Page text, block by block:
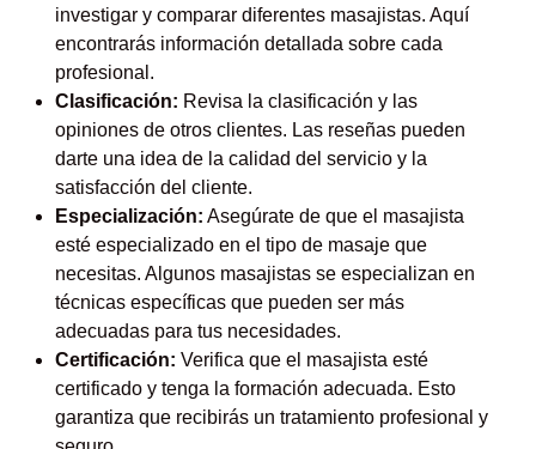
investigar y comparar diferentes masajistas. Aquí
encontrarás información detallada sobre cada
profesional.
Clasificación: Revisa la clasificación y las
opiniones de otros clientes. Las reseñas pueden
darte una idea de la calidad del servicio y la
satisfacción del cliente.
Especialización: Asegúrate de que el masajista
esté especializado en el tipo de masaje que
necesitas. Algunos masajistas se especializan en
técnicas específicas que pueden ser más
adecuadas para tus necesidades.
Certificación: Verifica que el masajista esté
certificado y tenga la formación adecuada. Esto
garantiza que recibirás un tratamiento profesional y